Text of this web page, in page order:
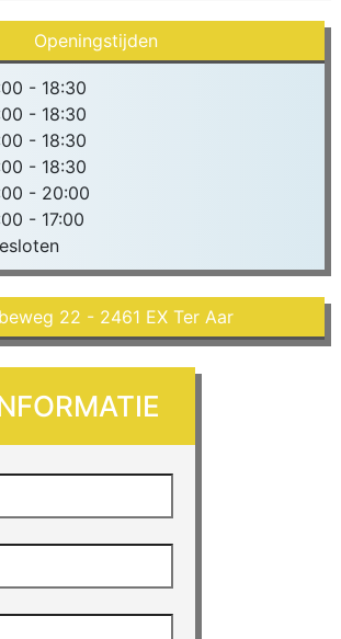
Openingstijden
- 18:30
- 18:30
- 18:30
- 18:30
- 20:00
- 17:00
22 - 2461 EX Ter Aar